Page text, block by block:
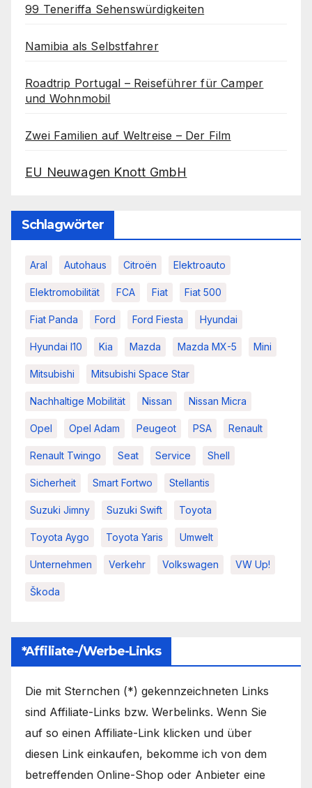
99 Teneriffa Sehenswürdigkeiten
Namibia als Selbstfahrer
Roadtrip Portugal – Reiseführer für Camper
und Wohnmobil
Zwei Familien auf Weltreise – Der Film
EU Neuwagen Knott GmbH
Schlagwörter
Aral Autohaus Citroën Elektroauto
Elektromobilität FCA Fiat Fiat 500
Fiat Panda Ford Ford Fiesta Hyundai
Hyundai I10 Kia Mazda Mazda MX-5 Mini
Mitsubishi Mitsubishi Space Star
Nachhaltige Mobilität Nissan Nissan Micra
Opel Opel Adam Peugeot PSA Renault
Renault Twingo Seat Service Shell
Sicherheit Smart Fortwo Stellantis
Suzuki Jimny Suzuki Swift Toyota
Toyota Aygo Toyota Yaris Umwelt
Unternehmen Verkehr Volkswagen VW Up!
Škoda
*Affiliate-/Werbe-Links
Die mit Sternchen (*) gekennzeichneten Links
sind Affiliate-Links bzw. Werbelinks. Wenn Sie
auf so einen Affiliate-Link klicken und über
diesen Link einkaufen, bekomme ich von dem
betreffenden Online-Shop oder Anbieter eine